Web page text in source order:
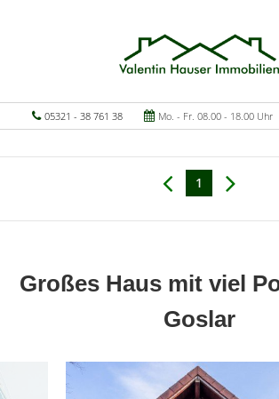
05321 - 38 761 38 Mo. - Fr. 08.00 - 18.00 Uhr
1
Großes Haus mit viel
Goslar